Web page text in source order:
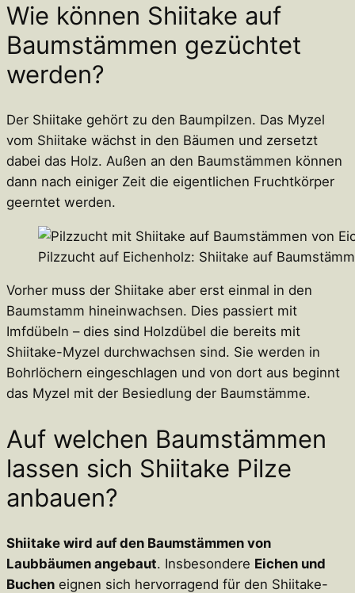
Wie können Shiitake auf
Baumstämmen gezüchtet
werden?
Der Shiitake gehört zu den Baumpilzen. Das Myzel
vom Shiitake wächst in den Bäumen und zersetzt
dabei das Holz. Außen an den Baumstämmen können
dann nach einiger Zeit die eigentlichen Fruchtkörper
geerntet werden.
Pilzzucht auf Eichenholz: Shiitake auf
Vorher muss der Shiitake aber erst einmal in den
Baumstamm hineinwachsen. Dies passiert mit
Imfdübeln – dies sind Holzdübel die bereits mit
Shiitake-Myzel durchwachsen sind. Sie werden in
Bohrlöchern eingeschlagen und von dort aus beginnt
das Myzel mit der Besiedlung der Baumstämme.
Auf welchen Baumstämmen
lassen sich Shiitake Pilze
anbauen?
Shiitake wird auf den Baumstämmen von
Laubbäumen angebaut. Insbesondere Eichen und
Buchen eignen sich hervorragend für den Shiitake-